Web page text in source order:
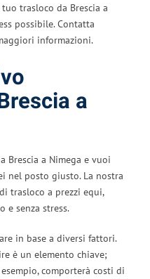
trasloco da Brescia a
possibile. Contatta
informazioni.
a
Brescia a Nimega e vuoi
nel posto giusto. La nostra
trasloco a prezzi equi,
e senza stress.
in base a diversi fattori.
è un elemento chiave;
comporterà costi di